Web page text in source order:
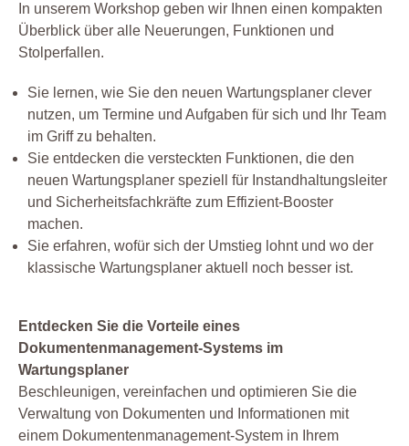
In unserem Workshop geben wir Ihnen einen kompakten
Überblick über alle Neuerungen, Funktionen und
Stolperfallen.
Sie lernen, wie Sie den neuen Wartungsplaner clever
nutzen, um Termine und Aufgaben für sich und Ihr Team
im Griff zu behalten.
Sie entdecken die versteckten Funktionen, die den
neuen Wartungsplaner speziell für Instandhaltungsleiter
und Sicherheitsfachkräfte zum Effizient-Booster
machen.
Sie erfahren, wofür sich der Umstieg lohnt und wo der
klassische Wartungsplaner aktuell noch besser ist.
Entdecken Sie die Vorteile eines
Dokumentenmanagement-Systems im
Wartungsplaner
Beschleunigen, vereinfachen und optimieren Sie die
Verwaltung von Dokumenten und Informationen mit
einem Dokumentenmanagement-System in Ihrem